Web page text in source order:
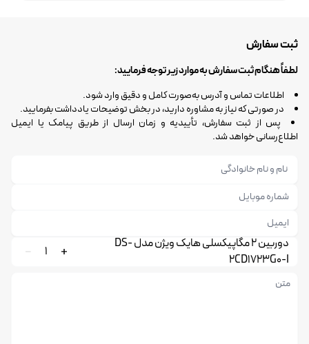
ثبت سفارش
لطفاً هنگام ثبت سفارش به موارد زیر توجه فرمایید:
اطلاعات تماس و آدرس به‌صورت کامل و دقیق وارد شود.
در صورتی که نیاز به مشاوره دارید، در بخش توضیحات یادداشت بفرمایید.
پس از ثبت سفارش، تأییدیه و زمان ارسال از طریق پیامک یا ایمیل
اطلاع‌رسانی خواهد شد.
دوربین 2 مگاپیکسلی هایک ویژن مدل DS-
2CD1723G0-I
1